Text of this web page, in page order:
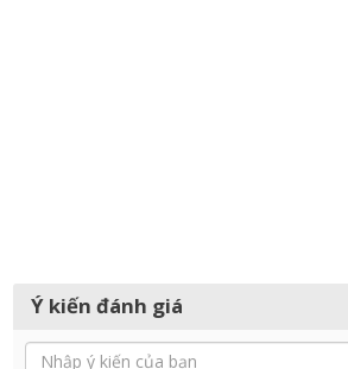
Ý kiến đánh giá